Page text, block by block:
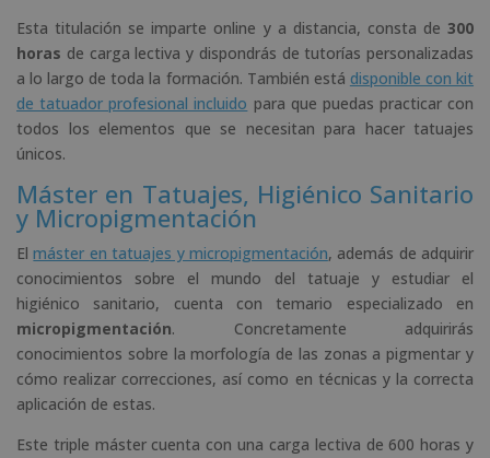
Esta titulación se imparte online y a distancia, consta de 300
horas de carga lectiva y dispondrás de tutorías personalizadas
a lo largo de toda la formación. También está disponible con kit
de tatuador profesional incluido para que puedas practicar con
todos los elementos que se necesitan para hacer tatuajes
únicos.
Máster en Tatuajes, Higiénico Sanitario
y Micropigmentación
Elmáster en tatuajes y micropigmentación, además de adquirir
conocimientos sobre el mundo del tatuaje y estudiar el
higiénico sanitario, cuenta con temario especializado en
micropigmentación. Concretamente adquirirás
conocimientos sobre la morfología de las zonas a pigmentar y
cómo realizar correcciones, así como en técnicas y la correcta
aplicación de estas.
Este triple máster cuenta con una carga lectiva de 600 horas y